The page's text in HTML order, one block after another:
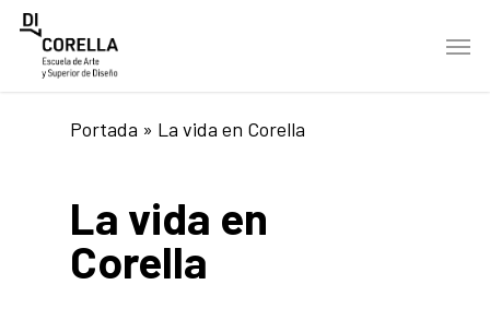
Skip
Menu
Portada » La vida en Corella
La vida en
Corella